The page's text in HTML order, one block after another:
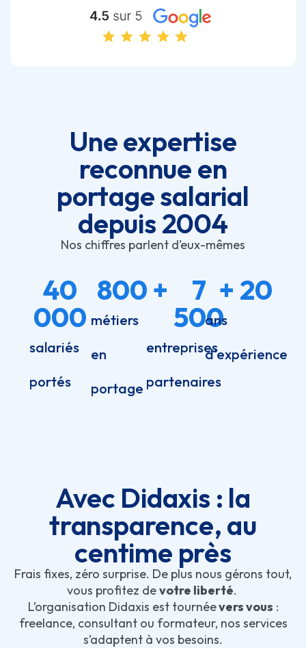
Une expertise
reconnue en
portage salarial
depuis 2004
Nos chiffres parlent d’eux-mêmes
salariés
portés
40
000 métiers
en
portage
800
entreprises
partenaires
+
7
500
ans
d'expérience
+ 20
Avec Didaxis : la
transparence, au
centime près
Frais fixes, zéro surprise. De plus nous gérons tout,
vous profitez devotre liberté.
L’organisation Didaxis est tournéevers vous :
freelance, consultant ou formateur, nos services
s’adaptent à vos besoins.